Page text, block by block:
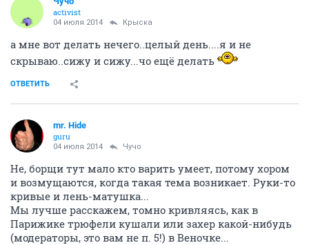
activist
04 июля 2014 Крыска
а мне вот делать нечего..целый день....я и не
скрываю..сижу и сижу...чо ещё делать
ОТВЕТИТЬ
mr. Hide
guru
04 июля 2014 Чучо
Не, борщи тут мало кто варить умеет, потому хором
и возмущаются, когда такая тема возникает. Руки-то
кривые и лень-матушка...
Мы лучше расскажем, томно кривляясь, как в
Парижике трюфели кушали или захер какой-нибудь
(модераторы, это вам не п. 5!) в Веночке...